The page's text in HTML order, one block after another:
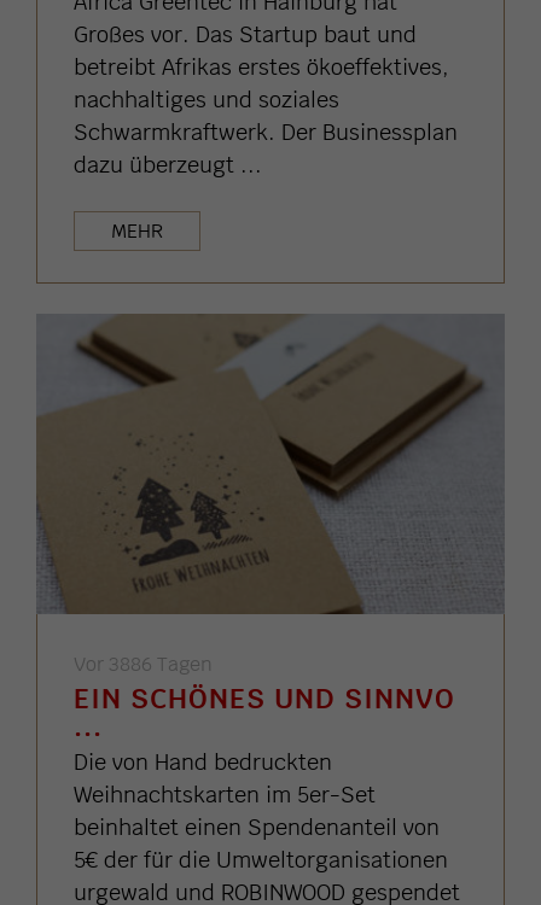
Großes vor. Das Startup baut und
betreibt Afrikas erstes ökoeffektives,
nachhaltiges und soziales
Schwarmkraftwerk. Der Businessplan
dazu überzeugt ...
MEHR
Vor 3886 Tagen
EIN SCHÖNES UND SINNVO
...
Die von Hand bedruckten
Weihnachtskarten im 5er-Set
beinhaltet einen Spendenanteil von
5€ der für die Umweltorganisationen
urgewald und ROBINWOOD gespendet